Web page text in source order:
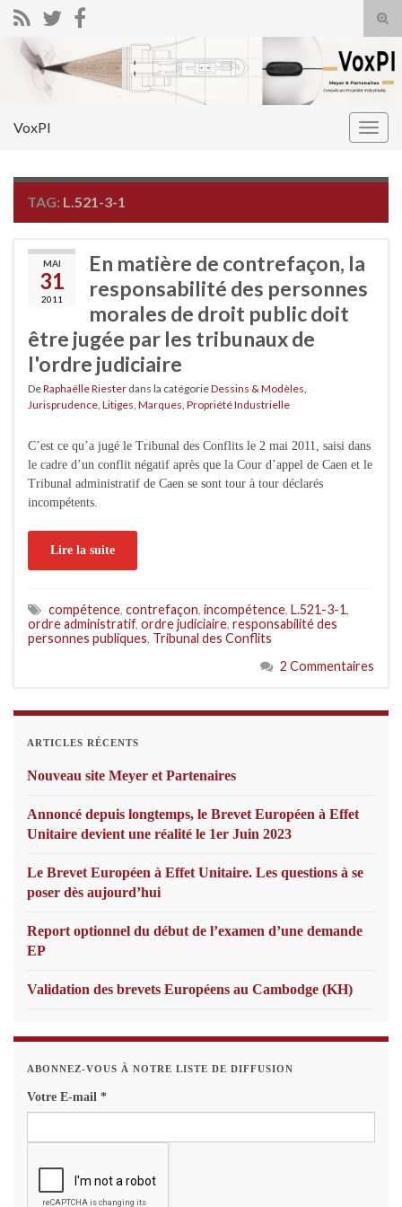
Search for:
VoxPI
TAG: L.521-3-1
MAI
31
2011
En matière de contrefaçon, la
responsabilité des personnes
morales de droit public doit
être jugée par les tribunaux de
l'ordre judiciaire
DeRaphaëlle Riester dans la catégorieDessins & Modèles
Jurisprudence Litiges Marques Propriété Industrielle
C’est ce qu’a jugé le Tribunal des Conflits le 2 mai 2011, saisi dans
le cadre d’un conflit négatif après que la Cour d’appel de Caen et le
Tribunal administratif de Caen se sont tour à tour déclarés
incompétents.
Lire la suite
compétence, contrefaçon, incompétence, L.521-3-1,
ordre administratif, ordre judiciaire, responsabilité des
personnes publiques, Tribunal des Conflits
2 Commentaires
ARTICLES RÉCENTS
Nouveau site Meyer et Partenaires
Annoncé depuis longtemps, le Brevet Européen à Effet
Unitaire devient une réalité le 1er Juin 2023
Le Brevet Européen à Effet Unitaire. Les questions à se
poser dès aujourd’hui
Report optionnel du début de l’examen d’une demande
EP
Validation des brevets Européens au Cambodge (KH)
ABONNEZ-VOUS À NOTRE LISTE DE DIFFUSION
Votre E-mail *